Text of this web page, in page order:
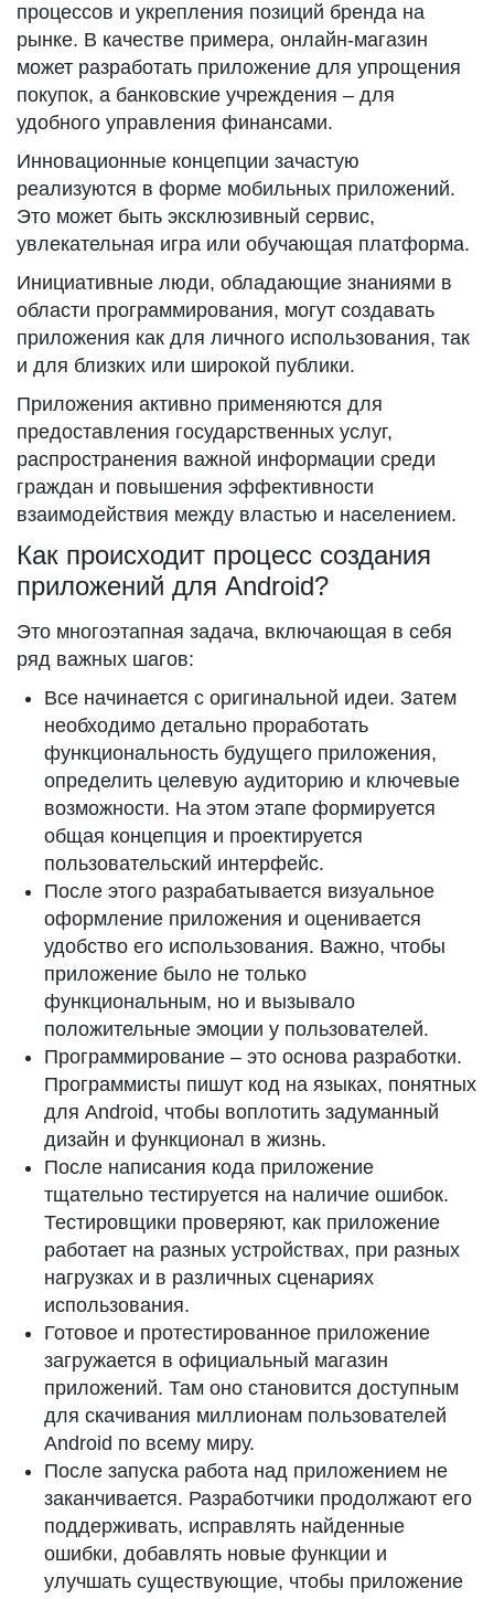
процессов и укрепления позиций бренда на
рынке. В качестве примера, онлайн-магазин
может разработать приложение для упрощения
покупок, а банковские учреждения – для
удобного управления финансами.
Инновационные концепции зачастую
реализуются в форме мобильных приложений.
Это может быть эксклюзивный сервис,
увлекательная игра или обучающая платформа.
Инициативные люди, обладающие знаниями в
области программирования, могут создавать
приложения как для личного использования, так
и для близких или широкой публики.
Приложения активно применяются для
предоставления государственных услуг,
распространения важной информации среди
граждан и повышения эффективности
взаимодействия между властью и населением.
Как происходит процесс создания
приложений для Android?
Это многоэтапная задача, включающая в себя
ряд важных шагов:
Все начинается с оригинальной идеи. Затем
необходимо детально проработать
функциональность будущего приложения,
определить целевую аудиторию и ключевые
возможности. На этом этапе формируется
общая концепция и проектируется
пользовательский интерфейс.
После этого разрабатывается визуальное
оформление приложения и оценивается
удобство его использования. Важно, чтобы
приложение было не только
функциональным, но и вызывало
положительные эмоции у пользователей.
Программирование – это основа разработки.
Программисты пишут код на языках, понятных
для Android, чтобы воплотить задуманный
дизайн и функционал в жизнь.
После написания кода приложение
тщательно тестируется на наличие ошибок.
Тестировщики проверяют, как приложение
работает на разных устройствах, при разных
нагрузках и в различных сценариях
использования.
Готовое и протестированное приложение
загружается в официальный магазин
приложений. Там оно становится доступным
для скачивания миллионам пользователей
Android по всему миру.
После запуска работа над приложением не
заканчивается. Разработчики продолжают его
поддерживать, исправлять найденные
ошибки, добавлять новые функции и
улучшать существующие, чтобы приложение